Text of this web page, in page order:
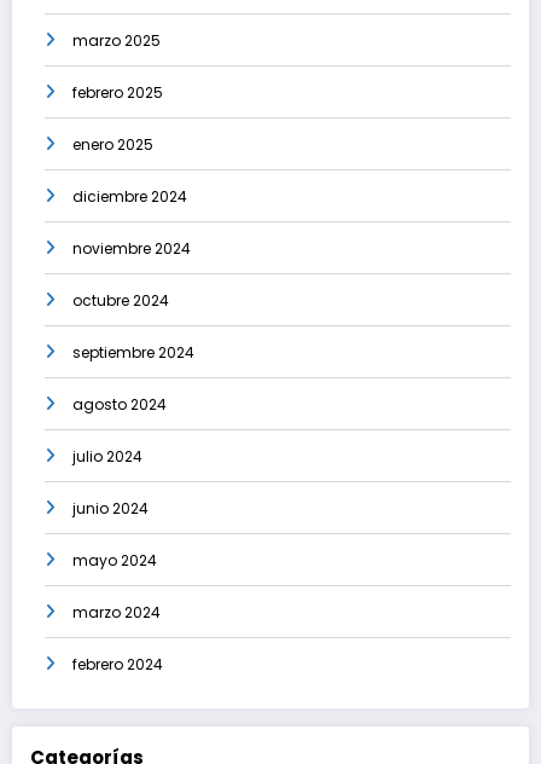
marzo 2025
febrero 2025
enero 2025
diciembre 2024
noviembre 2024
octubre 2024
septiembre 2024
agosto 2024
julio 2024
junio 2024
mayo 2024
marzo 2024
febrero 2024
Categorías